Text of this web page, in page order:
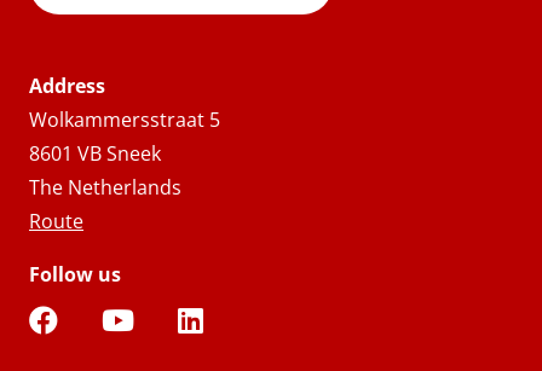
Address
Wolkammersstraat 5
8601 VB Sneek
The Netherlands
Route
Follow us